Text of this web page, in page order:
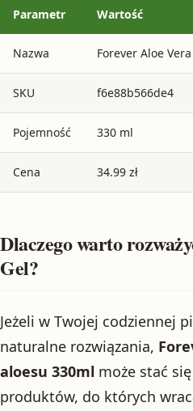
Parametr Wartość
Nazwa Forever Aloe
SKU f6e88b566de4
Pojemność 330 ml
Cena 34.99 zł
Dlaczego warto
Gel?
Jeżeli w Twojej codziennej
naturalne rozwiązania,
aloesu 330ml może stać
produktów, do których